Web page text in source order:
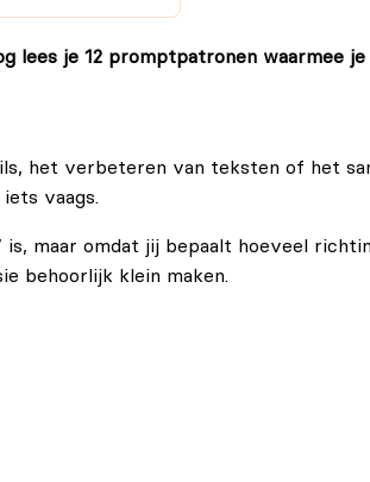
lees je 12 promptpatronen waarmee
het verbeteren van teksten of het
vaags.
maar omdat jij bepaalt hoeveel
behoorlijk klein maken.